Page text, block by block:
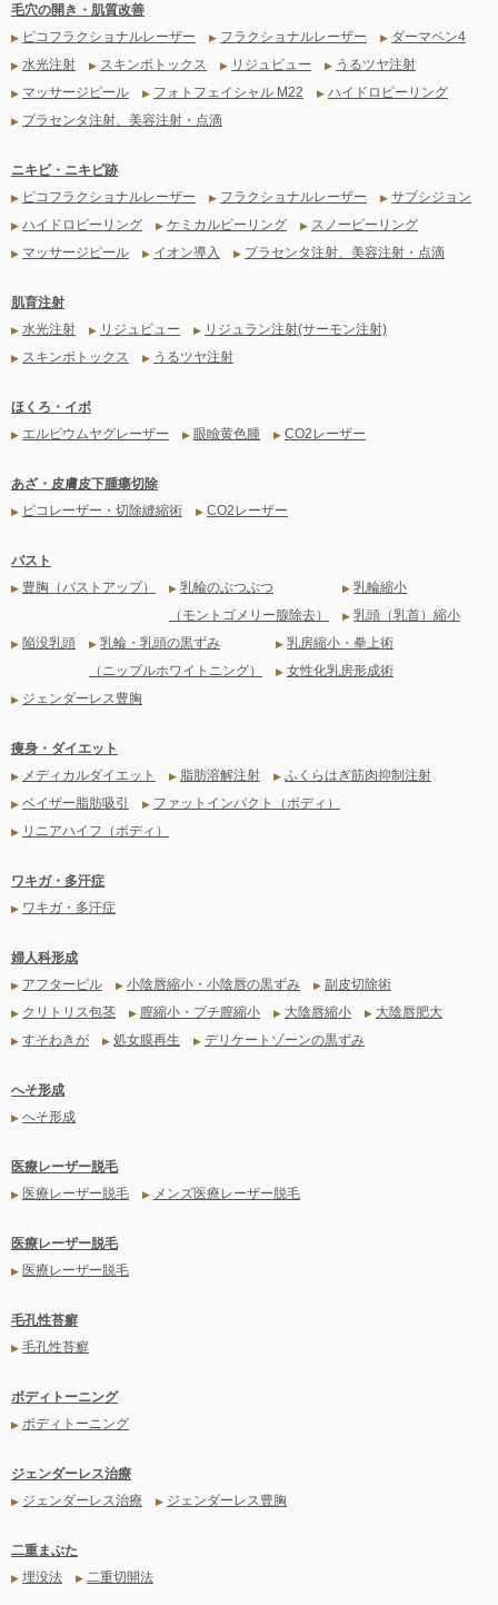
毛穴の開き・肌質改善
▶ ピコフラクショナルレーザー ▶ フラクショナルレーザー ▶ ダーマペン4
▶ 水光注射 ▶ スキンボトックス ▶ リジュビュー ▶ うるツヤ注射
▶ マッサージピール ▶ フォトフェイシャル M22 ▶ ハイドロピーリング
▶ プラセンタ注射、美容注射・点滴
ニキビ・ニキビ跡
▶ ピコフラクショナルレーザー ▶ フラクショナルレーザー ▶ サブシジョン
▶ ハイドロピーリング ▶ ケミカルピーリング ▶ スノーピーリング
▶ マッサージピール ▶ イオン導入 ▶ プラセンタ注射、美容注射・点滴
肌育注射
▶ 水光注射 ▶ リジュビュー ▶ リジュラン注射(サーモン注射)
▶ スキンボトックス ▶ うるツヤ注射
ほくろ・イボ
▶ エルビウムヤグレーザー ▶ 眼瞼黄色腫 ▶ CO2レーザー
あざ・皮膚皮下腫瘍切除
▶ ピコレーザー・切除縫縮術 ▶ CO2レーザー
バスト
▶ 豊胸（バストアップ） ▶ 乳輪のぶつぶつ
（モントゴメリー腺除去）
▶ 乳輪縮小
▶ 乳頭（乳首）縮小
▶ 陥没乳頭 ▶ 乳輪・乳頭の黒ずみ
（ニップルホワイトニング）
▶ 乳房縮小・拳上術
▶ 女性化乳房形成術
▶ ジェンダーレス豊胸
痩身・ダイエット
▶ メディカルダイエット ▶ 脂肪溶解注射 ▶ ふくらはぎ筋肉抑制注射
▶ ベイザー脂肪吸引 ▶ ファットインパクト（ボディ）
▶ リニアハイフ（ボディ）
ワキガ・多汗症
▶ ワキガ・多汗症
婦人科形成
▶ アフターピル ▶ 小陰唇縮小・小陰唇の黒ずみ ▶ 副皮切除術
▶ クリトリス包茎 ▶ 膣縮小・プチ膣縮小 ▶ 大陰唇縮小 ▶ 大陰唇肥大
▶ すそわきが ▶ 処女膜再生 ▶ デリケートゾーンの黒ずみ
へそ形成
▶ へそ形成
医療レーザー脱毛
▶ 医療レーザー脱毛 ▶ メンズ医療レーザー脱毛
医療レーザー脱毛
▶ 医療レーザー脱毛
毛孔性苔癬
▶ 毛孔性苔癬
ボディトーニング
▶ ボディトーニング
ジェンダーレス治療
▶ ジェンダーレス治療 ▶ ジェンダーレス豊胸
二重まぶた
▶ 埋没法 ▶ 二重切開法